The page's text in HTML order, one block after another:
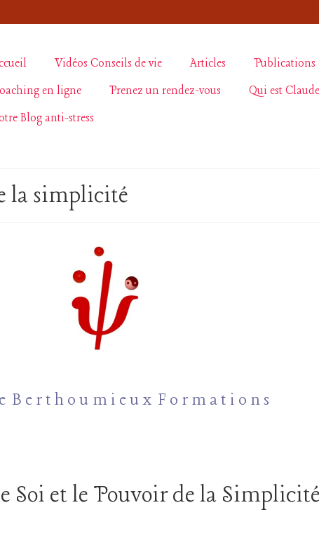
Vidéos Conseils de vie Articles
Publications
en ligne
Prenez un rendez-vous
Qui est
Blog anti-stress
la simplicité
B e r t h o u m i e u x F o r m a t i o n s
Soi et le Pouvoir de la Simplicité